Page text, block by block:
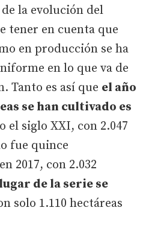
la evolución del
tener en cuenta que
en producción se ha
en lo que va de
Tanto es así que el año
se han cultivado es
el siglo XXI, con 2.047
fue quince
2017, con 2.032
de la serie se
solo 1.110 hectáreas